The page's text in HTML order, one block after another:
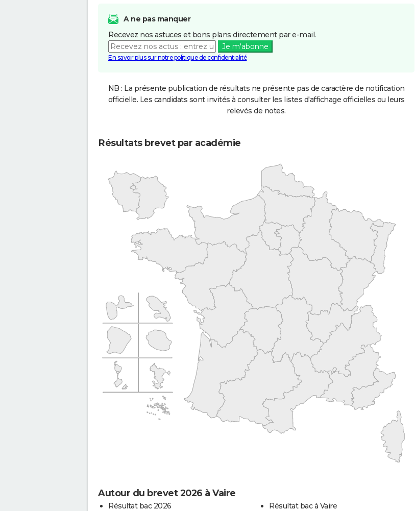
A ne pas manquer
Recevez nos astuces et bons plans directement par e-mail.
Je m'abonne
En savoir plus sur notre politique de confidentialité
NB : La présente publication de résultats ne présente pas de caractère de notification
officielle. Les candidats sont invités à consulter les listes d'affichage officielles ou leurs
relevés de notes.
Résultats brevet par académie
Autour du brevet 2026 à Vaire
Résultat bac 2026
Résultat bac à Vaire